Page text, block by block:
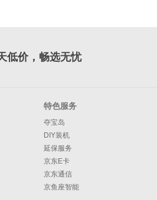
低价，畅选无忧
特色服务
夺宝岛
DIY装机
延保服务
京东E卡
京东通信
京鱼座智能